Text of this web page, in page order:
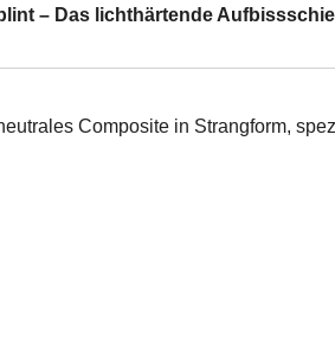
– Das lichthärtende
Composite in Strangform,